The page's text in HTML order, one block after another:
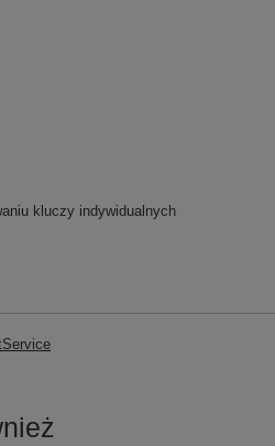
kluczy indywidualnych